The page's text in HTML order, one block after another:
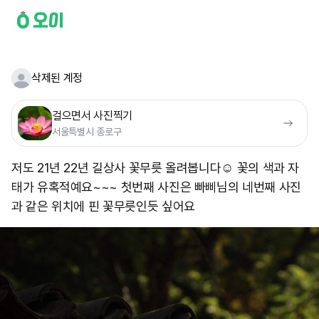
삭제된 계정
걸으면서 사진찍기
서울특별시 종로구
저도 21년 22년 길상사 꽃무릇 올려봅니다☺️ 꽃의 색과 자
태가 유혹적예요~~~ 첫번째 사진은 빠삐님의 네번째 사진
과 같은 위치에 핀 꽃무릇인듯 싶어요